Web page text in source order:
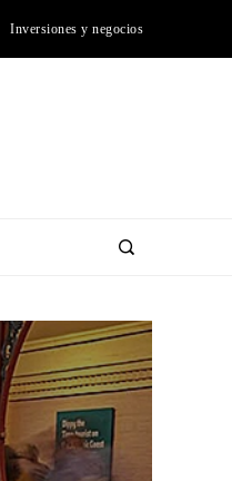
Inversiones y negocios